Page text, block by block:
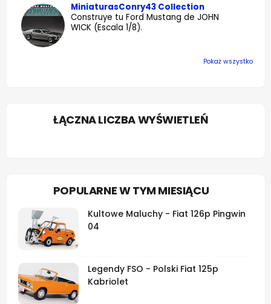
MiniaturasConry43 Collection
Construye tu Ford Mustang de JOHN
WICK (Escala 1/8).
Pokaż wszystko
ŁĄCZNA LICZBA WYŚWIETLEŃ
POPULARNE W TYM MIESIĄCU
Kultowe Maluchy - Fiat 126p Pingwin
04
Legendy FSO - Polski Fiat 125p
Kabriolet